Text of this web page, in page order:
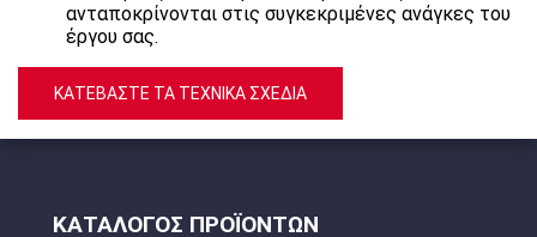
ανταποκρίνονται στις συγκεκριμένες ανάγκες του
έργου σας.
ΚΑΤΕΒΑΣΤΕ ΤΑ ΤΕΧΝΙΚΑ ΣΧΕΔΙΑ
ΚΑΤΑΛΟΓΟΣ ΠΡΟΪΟΝΤΩΝ